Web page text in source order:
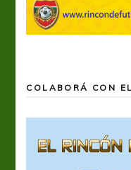
COLABORÁ CON